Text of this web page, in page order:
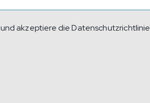
akzeptiere die Datenschutzrichtlinie